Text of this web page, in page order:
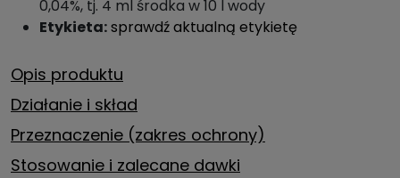
0,04%, tj. 4 ml środka w 10 l wody
Etykieta:sprawdź aktualną etykietę
Opis produktu
Działanie i skład
Przeznaczenie (zakres ochrony)
Stosowanie i zalecane dawki